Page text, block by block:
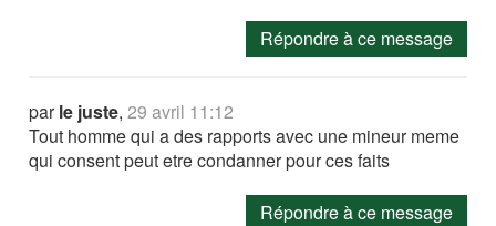
Répondre à ce message
parle juste,29 avril 11:12
Tout homme qui a des rapports avec une mineur meme
qui consent peut etre condanner pour ces faits
Répondre à ce message